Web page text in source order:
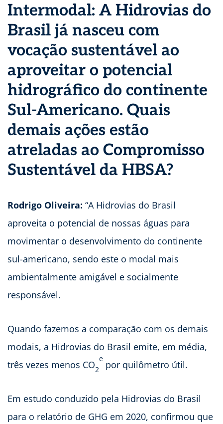
Intermodal: A Hidrovias do
Brasil já nasceu com
vocação sustentável ao
aproveitar o potencial
hidrográfico do continente
Sul-Americano. Quais
demais ações estão
atreladas ao Compromisso
Sustentável da HBSA?
Rodrigo Oliveira: “A Hidrovias do Brasil
aproveita o potencial de nossas águas para
movimentar o desenvolvimento do continente
sul-americano, sendo este o modal mais
ambientalmente amigável e socialmente
responsável.
Quando fazemos a comparação com os demais
modais, a Hidrovias do Brasil emite, em média,
três vezes menos CO2
e por quilômetro útil.
Em estudo conduzido pela Hidrovias do Brasil
para o relatório de GHG em 2020, confirmou que